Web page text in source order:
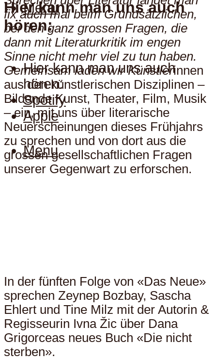
Menu
Hier kann man uns auch
hören:
Hier kann man uns auch
hören:
Spotify
Apple
Menu
fix auch mal beim Grundsätzlichen,
bei den ganz grossen Fragen, die
dann mit Literaturkritik im engen
Sinne nicht mehr viel zu tun haben.
Gemeinsam laden wir Künstlerinnen
aus den künstlerischen Disziplinen –
Bildende Kunst, Theater, Film, Musik
– ein, mit uns über literarische
Neuerscheinungen dieses Frühjahrs
zu sprechen und von dort aus die
grossen gesellschaftlichen Fragen
unserer Gegenwart zu erforschen.
In der fünften Folge von «Das Neue»
sprechen Zeynep Bozbay, Sascha
Ehlert und Tine Milz mit der Autorin &
Regisseurin Ivna Žic über Dana
Grigorceas neues Buch «Die nicht
sterben».